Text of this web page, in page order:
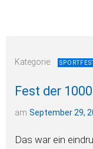
Kategorie:
Fest der
am September 29,
Das war ein